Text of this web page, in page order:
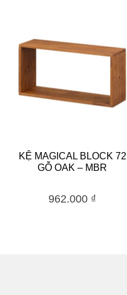
KỆ MAGICAL BLOCK 72
GỖ OAK – MBR
962.000 ₫